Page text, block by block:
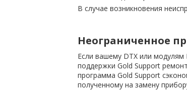
В случае возникновения
Неограниченное
Если вашему DTX или
поддержки Gold Support
программа Gold Support
полученному на замену